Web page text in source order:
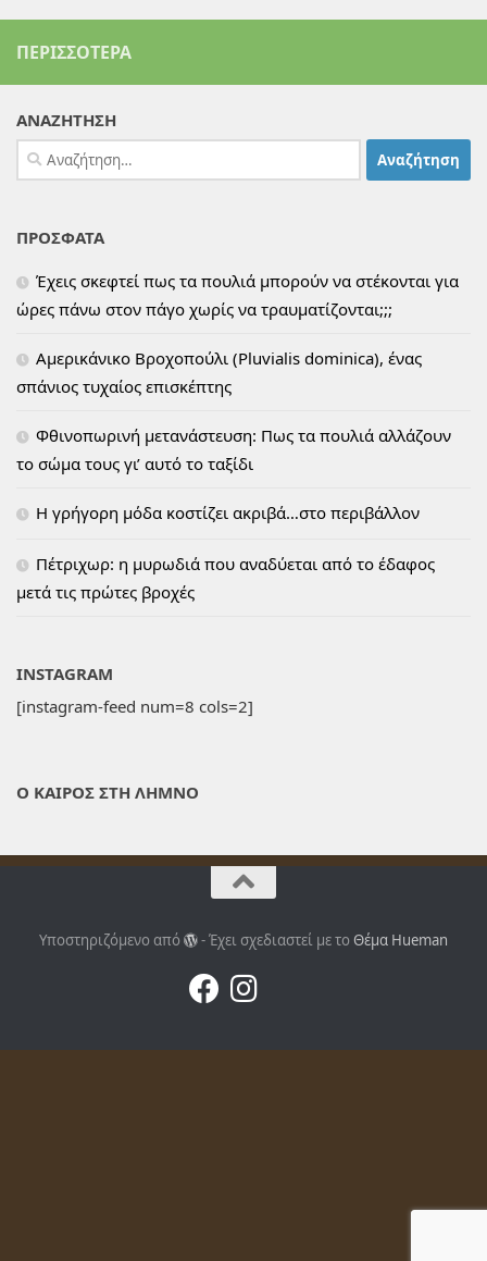
ΠΕΡΙΣΣΌΤΕΡΑ
ΑΝΑΖΗΤΗΣΗ
Αναζήτηση
για:
ΠΡΟΣΦΑΤΑ
Έχεις σκεφτεί πως τα πουλιά μπορούν να στέκονται για
ώρες πάνω στον πάγο χωρίς να τραυματίζονται;;;
Αμερικάνικο Βροχοπούλι (Pluvialis dominica), ένας
σπάνιος τυχαίος επισκέπτης
Φθινοπωρινή μετανάστευση: Πως τα πουλιά αλλάζουν
το σώμα τους γι’ αυτό το ταξίδι
H γρήγορη μόδα κοστίζει ακριβά…στο περιβάλλον
Πέτριχωρ: η μυρωδιά που αναδύεται από το έδαφος
μετά τις πρώτες βροχές
INSTAGRAM
[instagram-feed num=8 cols=2]
Ο ΚΑΙΡΟΣ ΣΤΗ ΛΗΜΝΟ
Υποστηριζόμενο από - Έχει σχεδιαστεί με το Θέμα Ηueman